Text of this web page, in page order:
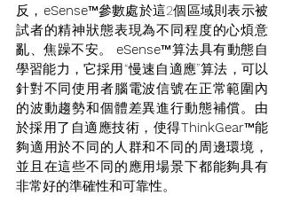
反， eSense™參數處於這2個區域則表示被
試者的精神狀態表現為不同程度的心煩意
亂、焦躁不安。 eSense™算法具有動態自
學習能力，它採用“慢速自適應”算法，可以
針對不同使用者腦電波信號在正常範圍內
的波動趨勢和個體差異進行動態補償。由
於採用了自適應技術，使得ThinkGear™能
夠適用於不同的人群和不同的周邊環境，
並且在這些不同的應用場景下都能夠具有
非常好的準確性和可靠性。